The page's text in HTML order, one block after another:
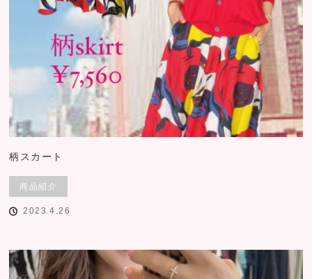
柄スカート
商品紹介
2023.4.26